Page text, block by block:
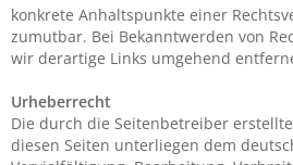
konkrete Anhaltspunkte einer
zumutbar. Bei Bekanntwerden von
wir derartige Links umgehend
Urheberrecht
Die durch die Seitenbetreiber
diesen Seiten unterliegen dem